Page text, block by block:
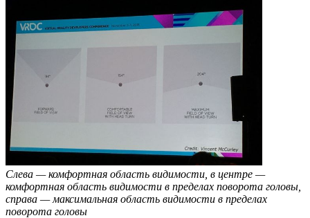
Слева — комфортная область видимости, в центре —
комфортная область видимости в пределах поворота головы,
справа — максимальная область видимости в пределах
поворота головы